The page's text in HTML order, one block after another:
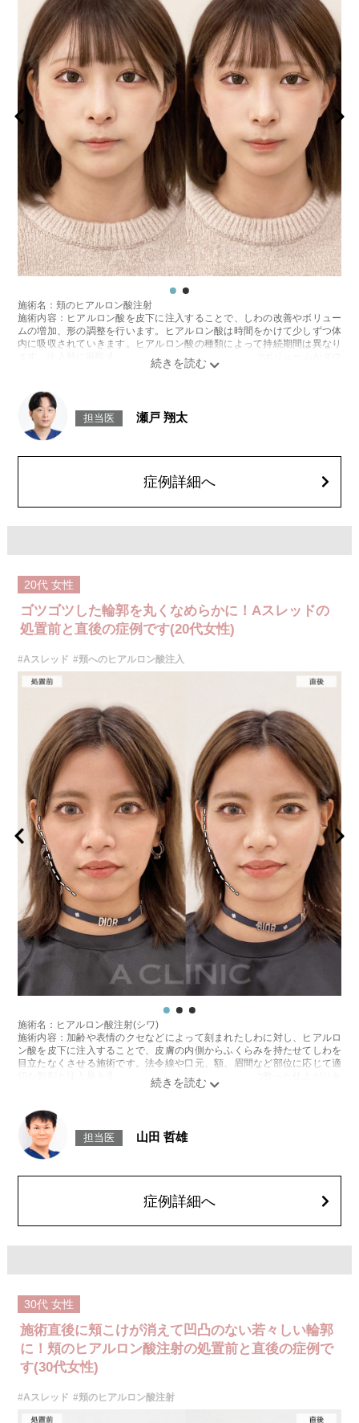
施術名：頬のヒアルロン酸注射
施術内容：ヒアルロン酸を皮下に注入することで、しわの改善やボリュー
ムの増加、形の調整を行います。ヒアルロン酸は時間をかけて少しずつ体
内に吸収されていきます。ヒアルロン酸の種類によって持続期間は異なり
ます。注入時に麻酔液も入っているため、2〜3日でややボリュームがダウ
リスク、副作用：腫れ、赤み、内出血、痛み、突っ張り感などが生じるこ
とがございます。稀にアレルギー、細菌感染症、血管閉塞などが生じるこ
とがございます。また、注入部位に硬化または小結節が生じることがござ
います。注入箇所を強く刺激するようなマッサージは1〜2週間ほどお控え
費用：レスチレン 76,800円(税込)
レスチレンリフト※横浜院限定 98,800円(税込)
ジュビダームビスタウルトラXC 131,800円(税込)
オプション：表面麻酔 3,300円(税込) 笑気麻酔 3,300円(税込)
※それぞれ2ccまで
入し、引き上げることでフェイスラインや中顔面のたるみをリフトアップ
させる施術です。繊維が挿入された箇所にはコラーゲンやエラスチンが生
成されるため、長期的な美肌効果、肌質の改善効果、将来的なシワやたる
みの予防効果が期待できます。
施術時間：約15〜20分程
リスク、副作用：腫れ、内出血、疼痛、頭痛、引き攣れ感などが生じるこ
とがございます。また、稀ではありますが、施術部位の細菌感染症、皮膚
のよれ、繊維の突出などが生じることがございます。化膿止め・痛み止め
を処方しております。服用により、何か異常があれば服用を中止してくだ
費用：1部位 184,800円(税込)
オプション：笑気麻酔 3,300円(税込)
担当医 瀬戸 翔太
症例詳細へ
20代 女性
ゴツゴツした輪郭を丸くなめらかに！Aスレッドの
処置前と直後の症例です(20代女性)
#Aスレッド #頬へのヒアルロン酸注入
施術名：ヒアルロン酸注射(シワ)
施術内容：加齢や表情のクセなどによって刻まれたしわに対し、ヒアルロ
ン酸を皮下に注入することで、皮膚の内側からふくらみを持たせてしわを
目立たなくさせる施術です。法令線や口元、額、眉間など部位に応じて適
切な製剤と注入量を選び、自然なボリューム感と輪郭の整った仕上がりを
目指します。ダウンタイムが比較的少なく、即時的な効果を実感しやすい
施術時間：注入箇所数により異なりますが、約15～30分程です。
リスク、副作用：腫れ、赤み、内出血、痛み、突っ張り感などが生じるこ
とがございます。また、稀にアレルギー、細菌感染症、血管閉塞などが生
じることがございます。注入箇所を強く刺激するようなマッサージは1〜2
費用：
レスチレン 43,800円～148,000円(税込)
レスチレンリフト※横浜院限定 65,800円～228,800円(税込)
ボリューマ 120,800円～327,800円(税込)
施術内容：お顔の目立たない箇所もしくは口腔から溶ける繊維を皮下へ挿
入し、引き上げることでフェイスラインや中顔面のたるみをリフトアップ
させる施術です。繊維が挿入された箇所にはコラーゲンやエラスチンが生
成されるため、長期的な美肌効果、肌質の改善効果、将来的なシワやたる
みの予防効果が期待できます。
施術時間：約15〜20分程
リスク、副作用：腫れ、内出血、疼痛、頭痛、引き攣れ感などが生じるこ
のよれ、繊維の突出などが生じることがございます。化膿止め・痛み止め
担当医 山田 哲雄
症例詳細へ
30代 女性
施術直後に頬こけが消えて凹凸のない若々しい輪郭
に！頬のヒアルロン酸注射の処置前と直後の症例で
す(30代女性)
#Aスレッド #頬のヒアルロン酸注射